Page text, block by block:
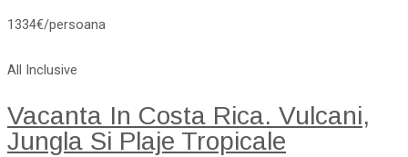
1334€/persoana
All Inclusive
Vacanta In Costa Rica. Vulcani,
Jungla Si Plaje Tropicale